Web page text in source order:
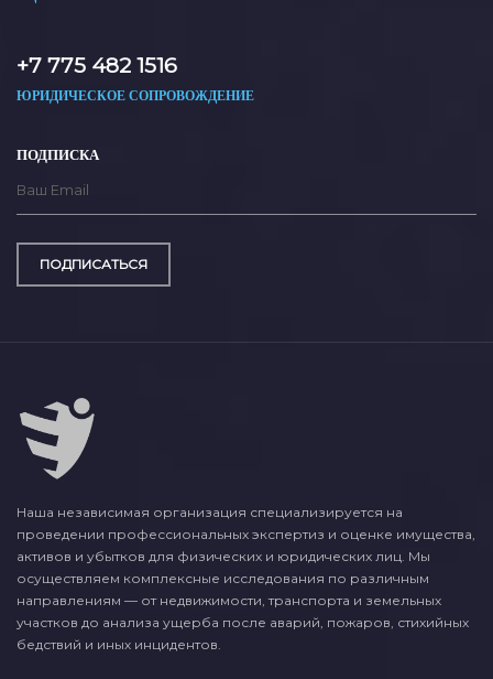
+7 775 482 1516
ЮРИДИЧЕСКОЕ СОПРОВОЖДЕНИЕ
ПОДПИСКА
ПОДПИСАТЬСЯ
Наша независимая организация специализируется на
проведении профессиональных экспертиз и оценке имущества,
активов и убытков для физических и юридических лиц. Мы
осуществляем комплексные исследования по различным
направлениям — от недвижимости, транспорта и земельных
участков до анализа ущерба после аварий, пожаров, стихийных
бедствий и иных инцидентов.